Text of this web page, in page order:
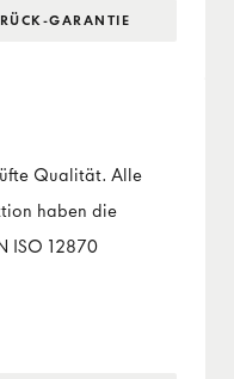
GARANTIE
Qualität. Alle
haben die
ISO 12870